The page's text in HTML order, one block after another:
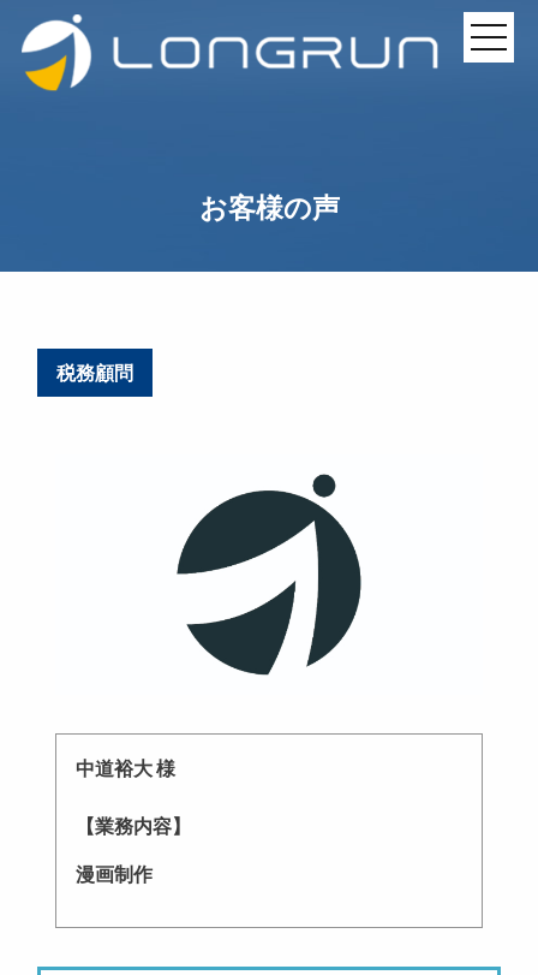
お客様の声
税務顧問
中道裕大 様
【業務内容】
漫画制作